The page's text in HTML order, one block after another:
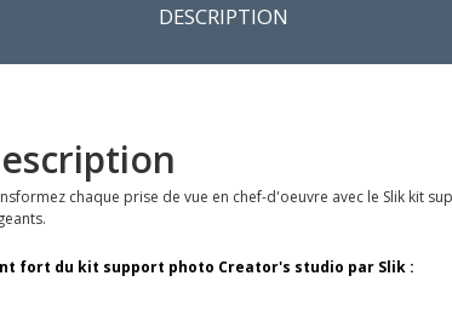
DESCRIPTION
chaque prise de vue en chef-d'oeuvre avec le Slik kit
fort du kit support photo Creator's studio par Slik :